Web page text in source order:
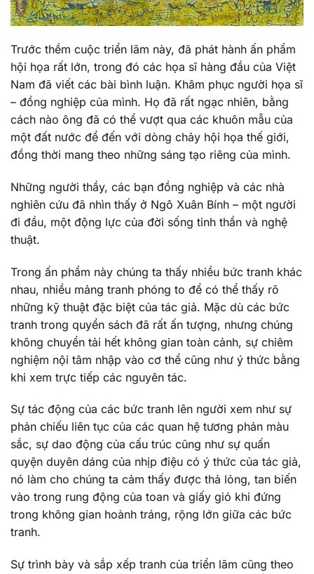
Trước thềm cuộc triển lãm này, đã phát hành ấn phẩm
hội họa rất lớn, trong đó các họa sĩ hàng đầu của Việt
Nam đã viết các bài bình luận. Khâm phục người họa sĩ
– đồng nghiệp của mình. Họ đã rất ngạc nhiên, bằng
cách nào ông đã có thể vượt qua các khuôn mẫu của
một đất nước để đến với dòng chảy hội họa thế giới,
đồng thời mang theo những sáng tạo riêng của mình.
Những người thầy, các bạn đồng nghiệp và các nhà
nghiên cứu đã nhìn thấy ở Ngô Xuân Bính – một người
đi đầu, một động lực của đời sống tinh thần và nghệ
thuật.
Trong ấn phẩm này chúng ta thấy nhiều bức tranh khác
nhau, nhiều mảng tranh phóng to để có thể thấy rõ
những kỹ thuật đặc biệt của tác giả. Mặc dù các bức
tranh trong quyển sách đã rất ấn tượng, nhưng chúng
không chuyển tải hết không gian toàn cảnh, sự chiêm
nghiệm nội tâm nhập vào cơ thể cũng như ý thức bằng
khi xem trực tiếp các nguyên tác.
Sự tác động của các bức tranh lên người xem như sự
phản chiếu liên tục của các quan hệ tương phản màu
sắc, sự dao động của cấu trúc cũng như sự quấn
quyện duyên dáng của nhịp điệu có ý thức của tác giả,
nó làm cho chúng ta cảm thấy được thả lỏng, tan biến
vào trong rung động của toan và giấy gió khi đứng
trong không gian hoành tráng, rộng lớn giữa các bức
tranh.
Sự trình bày và sắp xếp tranh của triển lãm cũng theo